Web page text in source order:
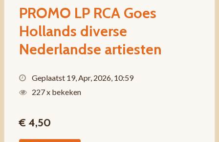
PROMO LP RCA Goes
Hollands diverse
Nederlandse artiesten
Geplaatst 19, Apr, 2026, 10:59
227 x bekeken
€ 4,50